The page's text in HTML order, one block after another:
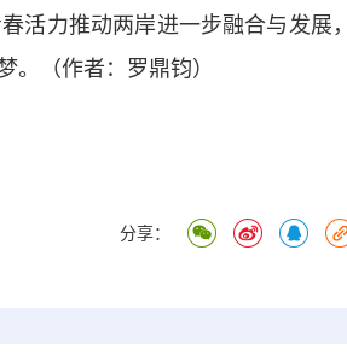
活力推动两岸进一步融合与发展
。（作者：罗鼎钧）
分享：